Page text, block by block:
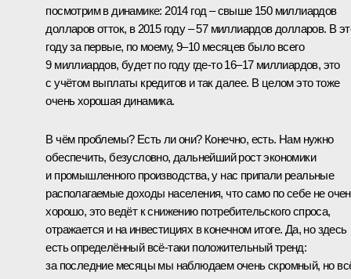
посмотрим в динамике: 2014 год – свыше 150 миллиардов
долларов отток, в 2015 году – 57 миллиардов долларов. В
году за первые, по моему, 9–10 месяцев было всего
9 миллиардов, будет по году где-то 16–17 миллиардов, это
с учётом выплаты кредитов и так далее. В целом это тоже
очень хорошая динамика.
В чём проблемы? Есть ли они? Конечно, есть. Нам нужно
обеспечить, безусловно, дальнейший рост экономики
и промышленного производства, у нас припали реальные
располагаемые доходы населения, что само по себе не
хорошо, это ведёт к снижению потребительского спроса,
отражается и на инвестициях в конечном итоге. Да, но здесь
есть определённый всё-таки положительный тренд:
за последние месяцы мы наблюдаем очень скромный, но